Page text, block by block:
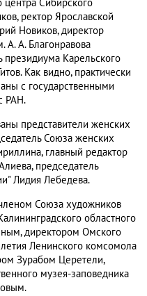
центра Сибирского
ректор Ярославской
Новиков, директор
А. А. Благонравова
президиума Карельского
Как видно, практически
с государственными
РАН.
представители женских
Союза женских
главный редактор
председатель
Лидия Лебедева.
Союза художников
областного
директором Омского
Ленинского комсомола
Зурабом Церетели,
музея-заповедника